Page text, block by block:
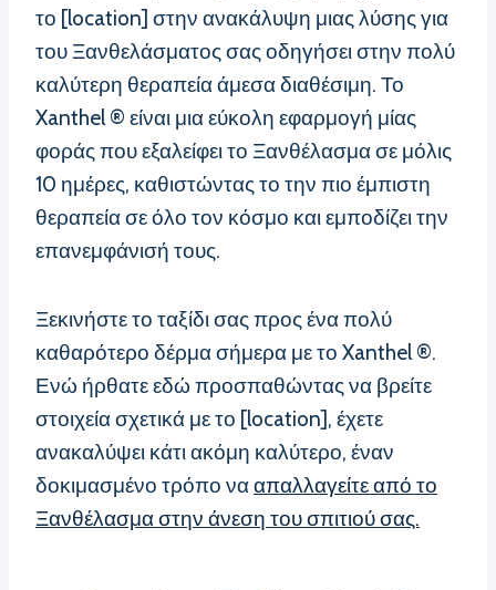
το [location] στην ανακάλυψη μιας λύσης για
του Ξανθελάσματος σας οδηγήσει στην πολύ
καλύτερη θεραπεία άμεσα διαθέσιμη. Το
Xanthel ® είναι μια εύκολη εφαρμογή μίας
φοράς που εξαλείφει το Ξανθέλασμα σε μόλις
10 ημέρες, καθιστώντας το την πιο έμπιστη
θεραπεία σε όλο τον κόσμο και εμποδίζει την
επανεμφάνισή τους.
Ξεκινήστε το ταξίδι σας προς ένα πολύ
καθαρότερο δέρμα σήμερα με το Xanthel ®.
Ενώ ήρθατε εδώ προσπαθώντας να βρείτε
στοιχεία σχετικά με το [location], έχετε
ανακαλύψει κάτι ακόμη καλύτερο, έναν
δοκιμασμένο τρόπο νααπαλλαγείτε από το
Ξανθέλασμα στην άνεση του σπιτιού σας.